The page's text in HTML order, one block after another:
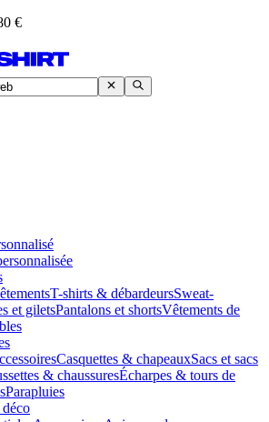
€
T-shirts & débardeursSweat-
et giletsPantalons et shortsVêtements de
Casquettes & chapeauxSacs et sacs
& chaussuresÉcharpes & tours de
Parapluies